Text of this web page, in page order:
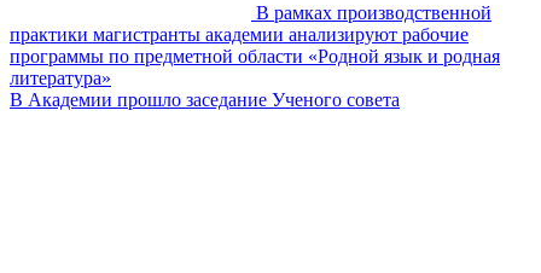
В рамках производственной
практики магистранты академии анализируют рабочие
программы по предметной области «Родной язык и родная
литература»
В Академии прошло заседание Ученого совета